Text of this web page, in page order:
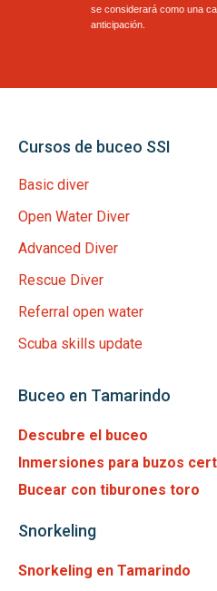
se considerará como una
anticipación.
Cursos de buceo SSI
Basic diver
Open Water Diver
Advanced Diver
Rescue Diver
Referral open water
Scuba skills update
Buceo en Tamarindo
Descubre el buceo
Inmersiones para buzos
Bucear con tiburones toro
Snorkeling
Snorkeling en Tamarindo